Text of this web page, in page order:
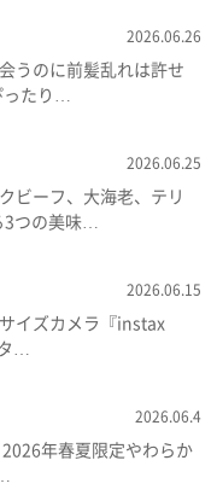
2026.06.26
うのに前髪乱れは許せ
たり…
2026.06.25
ビーフ、大海老、テリ
つの美味…
2026.06.15
イズカメラ『instax
…
2026.06.4
年春夏限定やわらか